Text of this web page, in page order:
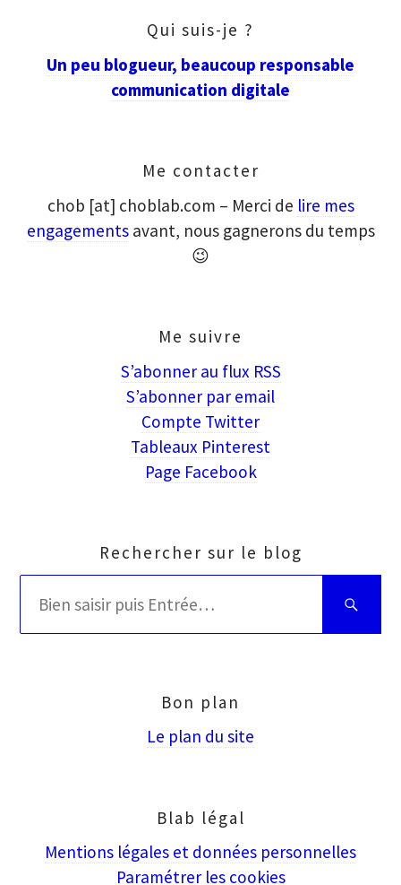
Qui suis-je ?
Un peu blogueur, beaucoup responsable
communication digitale
Me contacter
chob [at] choblab.com – Merci de lire mes
engagementsavant, nous gagnerons du temps
😉
Me suivre
S’abonner au flux RSS
S’abonner par email
Compte Twitter
Tableaux Pinterest
Page Facebook
Rechercher sur le blog
Bien
Bon plan
Le plan du site
Blab légal
Mentions légales et données personnelles
Paramétrer les cookies